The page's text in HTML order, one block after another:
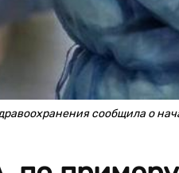
сообщила о